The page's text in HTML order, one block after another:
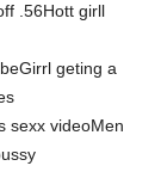
.56Hott girll
geting a
sexx videoMen